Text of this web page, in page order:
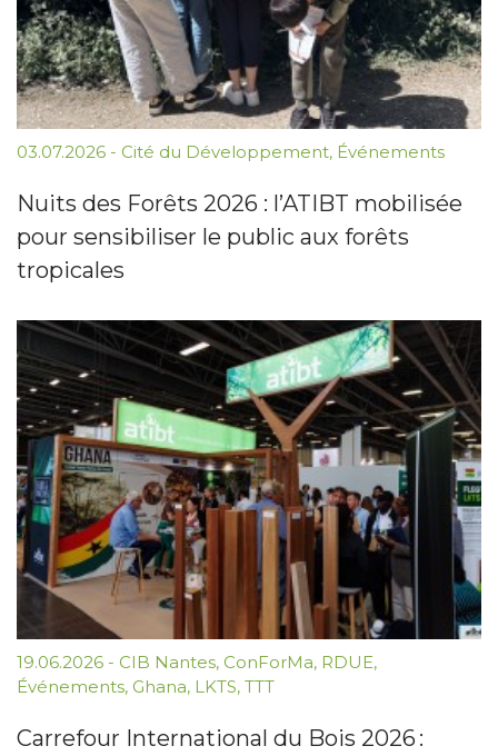
03.07.2026 - Cité du Développement, Événements
Nuits des Forêts 2026 : l’ATIBT mobilisée
pour sensibiliser le public aux forêts
tropicales
19.06.2026 - CIB Nantes, ConForMa, RDUE,
Événements, Ghana, LKTS, TTT
Carrefour International du Bois 2026 :